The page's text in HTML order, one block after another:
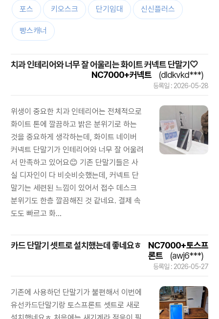
포스 키오스크 단기임대 신신플러스
빵스캐너
치과 인테리어와 너무 잘 어울리는 화이트 커넥트 단말기🤍
NC7000+커넥트
(dldkvkd***)
등록일 : 2026-05-28
위생이 중요한 치과 인테리어는 전체적으로
화이트 톤에 깔끔하고 밝은 분위기로 하는
것을 중요하게 생각하는데, 화이트 네이버
커넥트 단말기가 인테리어와 너무 잘 어울려
서 만족하고 있어요😊 기존 단말기들은 사
실 디자인이 다 비슷비슷했는데, 커넥트 단
말기는 세련된 느낌이 있어서 접수 데스크
분위기도 한층 깔끔해진 것 같네요. 결제 속
도도 빠르고 화...
카드 단말기 셋트로 설치했는데 좋네요ㅎ
NC7000+토스프
론트
(awj6***)
등록일 : 2026-05-27
기존에 사용하던 단말기가 불편해서 이번에
유선카드단말기랑 토스프론트 셋트로 새로